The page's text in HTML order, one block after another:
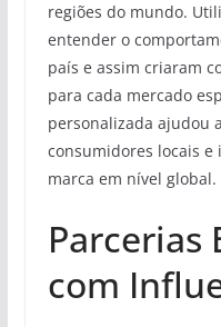
regiões do mundo.
entender o
país e assim criaram
para cada mercado
personalizada ajudou
consumidores locais
marca em nível global.
Parcerias
com